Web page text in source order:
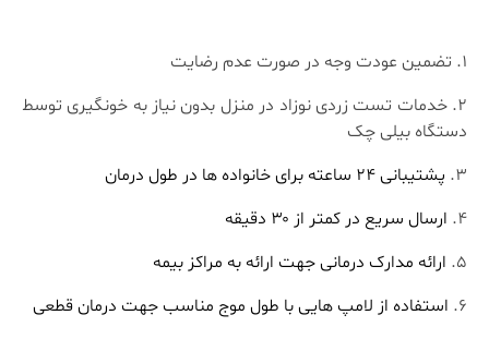
تضمین عودت وجه در صورت عدم رضایت
خدمات تست زردی نوزاد در منزل بدون نیاز به خونگیری توسط
دستگاه بیلی چک
پشتیبانی 24 ساعته برای خانواده ها در طول درمان
ارسال سریع در کمتر از ۳۰ دقیقه
ارائه مدارک درمانی جهت ارائه به مراکز بیمه
استفاده از لامپ هایی با طول موج مناسب جهت درمان قطعی